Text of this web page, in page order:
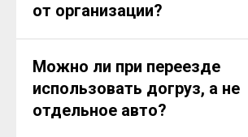
от организации?
Можно ли при переезде
использовать догруз, а не
отдельное авто?